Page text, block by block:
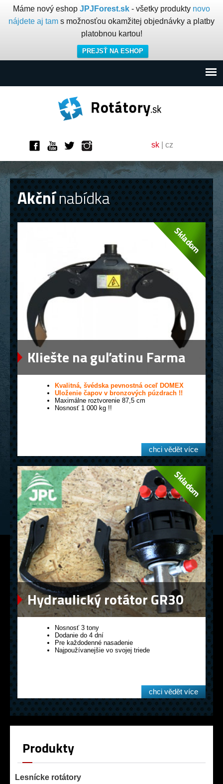
Máme nový eshop JPJForest.sk - všetky produkty novo
nájdete aj tam s možnosťou okamžitej objednávky a platby
platobnou kartou!
PREJSŤ NA ESHOP
sk cz
Akčnínabídka
Kliešte na guľatinu Farma
0,12
Kvalitná, švédska pevnostná oceľ DOMEX
Uloženie čapov v bronzových púzdrach !!
Maximálne roztvorenie 87,5 cm
Nosnosť 1 000 kg !!
chci vědět více
Hydraulický rotátor GR30
Nosnosť 3 tony
Dodanie do 4 dní
Pre každodenné nasadenie
Najpoužívanejšie vo svojej triede
chci vědět více
Produkty
Lesnícke rotátory